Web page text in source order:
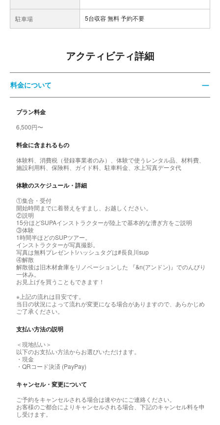
駐車場 5台収容 無料 予約不要
アクティビティ詳細
料金について
プラン料金
6,500円〜
料金に含まれるもの
体験料、消費税（登録事業者のみ）、体験で使うレンタル品、材料費、
施設利用料、保険料、ガイド料、駐車料金、水上写真データ代
体験のスケジュール・詳細
①集合・受付
開始時間までに着替えをすまし、お越しください。
②説明
15分ほどSUPAインストラクターが陸上で基本的な漕ぎ方をご説明
③体験
1時間半ほどのSUPツアー。
インストラクターが写真撮影。
写真は無料プレゼント!ハッシュタグは#長良川sup
④解散
解散後は旧木材倉庫をリノベーションした 『&n(アンドン)』でのんびり
一休み。
お見上げを買うこともできます！
※上記の流れは目安です。
当日の状況によって流れが変更になる場合がありますので、あらかじめ
ご了承ください。
支払い方法の説明
＜現地払い＞
以下のお支払い方法からお選びいただけます。
・現金
・QRコード決済 (PayPay)
キャンセル・変更について
ご予約をキャンセルされる場合は速やかにご連絡ください。
お客様のご都合によりキャンセルされる場合、下記のキャンセル料を申
し受けます。